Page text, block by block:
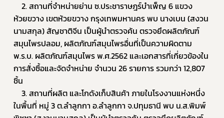
ห้วยขวาง เขตห้วยขวาง กรุงเทพมหานคร พบ นางเบน (สงวน
นามสกุล) สัญชาติจีน เป็นผู้นำตรวจค้น ตรวจยึดผลิตภัณฑ์
สมุนไพรปลอม, ผลิตภัณฑ์สมุนไพรอื่นที่เป็นความผิดตาม
พ.ร.บ. ผลิตภัณฑ์สมุนไพร พ.ศ.2562 และเอกสารที่เกี่ยวข้องใน
การสั่งซื้อและจัดจำหน่าย จำนวน 26 รายการ รวมกว่า 12,807
ชิ้น
ในพื้นที่ หมู่ 3 ต.ลำลูกกา อ.ลำลูกกา จ.ปทุมธานี พบ น.ส.พิมพ์